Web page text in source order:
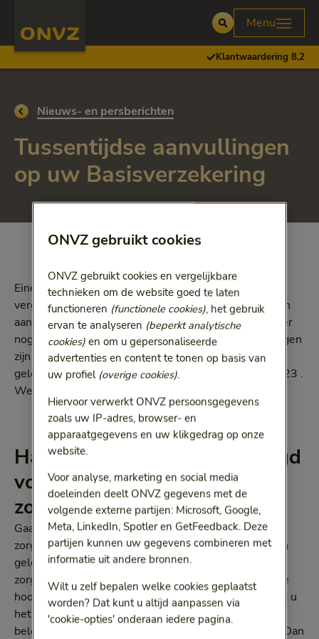
Open
Menu
Klantwaardering 8,2
Ga terug naar
Nieuws- en persberichten
Tussentijdse aanvullingen
op uw Basisverzekering
Eind vorig jaar hebben wij onze ‘Algemene regels en
vergoedingen’ voor 2023 bekendgemaakt. Nu we een
aantal maanden verder zijn, hebben we gemerkt dat er
nog twee aanvullingen gewenst zijn. Beide aanvullingen
zijn een verbetering van uw huidige voorwaarden en
gelden met terugwerkende kracht vanaf 1 januari 2023 .
We leggen u graag uit wat er wijzigt.
Hardheidsclausule toegevoegd
voor wijkverpleging en ggz
zonder contract
Gaat u voor wijkverpleging en/of ggz naar een
zorgverlener waar wij geen contract mee hebben, dan
gelden maximale vergoedingen. Wanneer uw
zorgverlener meer voor de behandeling vraagt dan de
hoogte van deze maximale vergoedingen, dan betaalt u
het verschil zelf. Zijn deze kosten zo hoog dat u
belemmerd wordt in de keuze van uw zorgverlener? Dan
ONVZ gebruikt cookies
ONVZ gebruikt cookies en vergelijkbare
technieken om de website goed te laten
functioneren (functionele cookies), het gebruik
ervan te analyseren (beperkt analytische
cookies)en om u gepersonaliseerde
advertenties en content te tonen op basis van
uw profiel (overige cookies).
Hiervoor verwerkt ONVZ persoonsgegevens
zoals uw IP-adres, browser- en
apparaatgegevens en uw klikgedrag op onze
website.
Voor analyse, marketing en social media
doeleinden deelt ONVZ gegevens met de
volgende externe partijen: Microsoft, Google,
Meta, LinkedIn, Spotler en GetFeedback. Deze
partijen kunnen uw gegevens combineren met
informatie uit andere bronnen.
Wilt u zelf bepalen welke cookies geplaatst
worden? Dat kunt u altijd aanpassen via
'cookie-opties' onderaan iedere pagina.